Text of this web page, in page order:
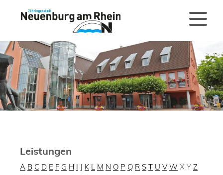
Leistungen
A B C D E F G H I J K L M N O P Q R S T U V W X Y Z